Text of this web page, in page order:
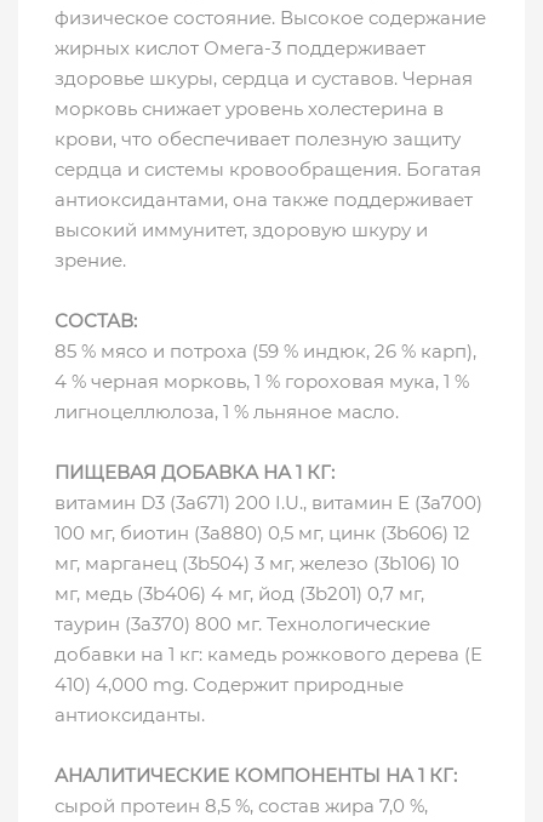
физическое состояние. Высокое содержание
жирных кислот Омега-3 поддерживает
здоровье шкуры, сердца и суставов. Черная
морковь снижает уровень холестерина в
крови, что обеспечивает полезную защиту
сердца и системы кровообращения. Богатая
антиоксидантами, она также поддерживает
высокий иммунитет, здоровую шкуру и
зрение.
СОСТАВ:
85 % мясо и потроха (59 % индюк, 26 % карп),
4 % черная морковь, 1 % гороховая мука, 1 %
лигноцеллюлоза, 1 % льняное масло.
ПИЩЕВАЯ ДОБАВКА НА 1 КГ:
витамин D3 (3a671) 200 I.U., витамин E (3a700)
100 мг, биотин (3a880) 0,5 мг, цинк (3b606) 12
мг, марганец (3b504) 3 мг, железо (3b106) 10
мг, медь (3b406) 4 мг, йод (3b201) 0,7 мг,
таурин (3a370) 800 мг. Технологические
добавки на 1 кг: камедь рожкового дерева (E
410) 4,000 mg. Содержит природные
антиоксиданты.
АНАЛИТИЧЕСКИЕ КОМПОНЕНТЫ НА 1 КГ:
сырой протеин 8,5 %, состав жира 7,0 %,